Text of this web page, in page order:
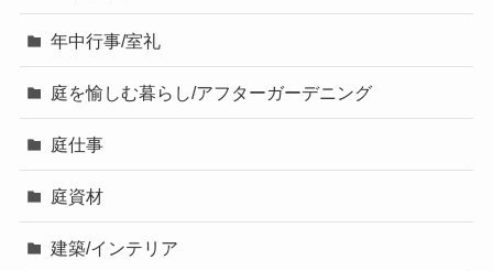
年中行事/室礼
庭を愉しむ暮らし/アフターガーデニング
庭仕事
庭資材
建築/インテリア